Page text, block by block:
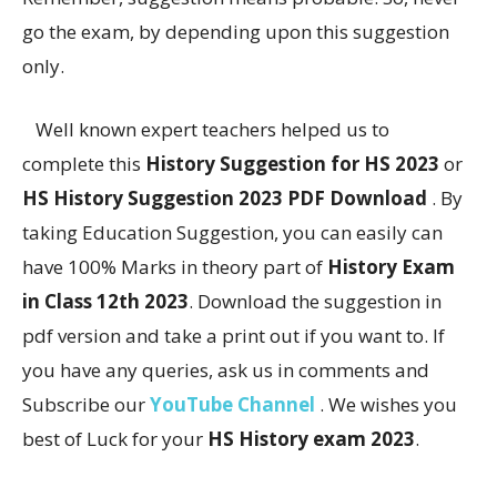
go the exam, by depending upon this suggestion
only.
Well known expert teachers helped us to
complete this History Suggestion for HS 2023 or
HS History Suggestion 2023 PDF Download . By
taking Education Suggestion, you can easily can
have 100% Marks in theory part of History Exam
in Class 12th 2023. Download the suggestion in
pdf version and take a print out if you want to. If
you have any queries, ask us in comments and
Subscribe ourYouTube Channel . We wishes you
best of Luck for your HS History exam 2023.